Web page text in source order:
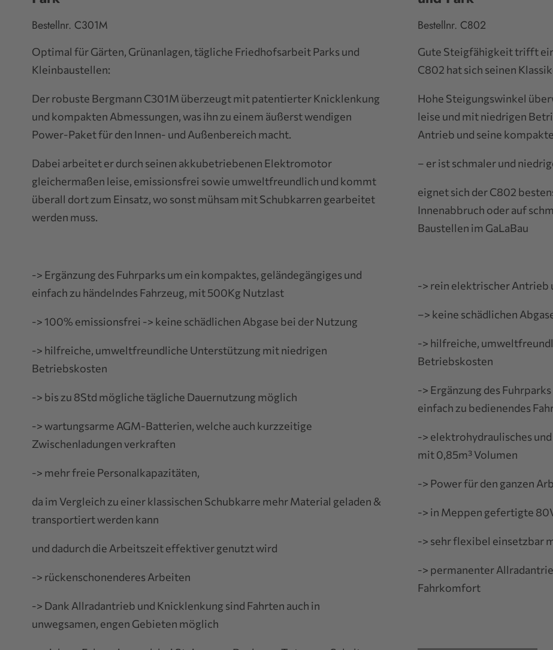
Bestellnr. C301M
Optimal für Gärten, Grünanlagen, tägliche Friedhofsarbeit Parks und
Kleinbaustellen:
Der robuste Bergmann C301M überzeugt mit patentierter Knicklenkung
und kompakten Abmessungen, was ihn zu einem äußerst wendigen
Power-Paket für den Innen- und Außenbereich macht.
Dabei arbeitet er durch seinen akkubetriebenen Elektromotor
gleichermaßen leise, emissionsfrei sowie umweltfreundlich und kommt
überall dort zum Einsatz, wo sonst mühsam mit Schubkarren gearbeitet
werden muss.
-> Ergänzung des Fuhrparks um ein kompaktes, geländegängiges und
einfach zu händelndes Fahrzeug, mit 500Kg Nutzlast
-> 100% emissionsfrei -> keine schädlichen Abgase bei der Nutzung
-> hilfreiche, umweltfreundliche Unterstützung mit niedrigen
Betriebskosten
-> bis zu 8Std mögliche tägliche Dauernutzung möglich
-> wartungsarme AGM-Batterien, welche auch kurzzeitige
Zwischenladungen verkraften
-> mehr freie Personalkapazitäten,
da im Vergleich zu einer klassischen Schubkarre mehr Material geladen &
transportiert werden kann
und dadurch die Arbeitszeit effektiver genutzt wird
-> rückenschonenderes Arbeiten
-> Dank Allradantrieb und Knicklenkung sind Fahrten auch in
unwegsamen, engen Gebieten möglich
Bestellnr. C802
Gute Steigfähigkeit trifft
C802 hat sich seinen
Hohe Steigungswinkel
leise und mit niedrigen
Antrieb und seine
– er ist schmaler und
eignet sich der C802
Innenabbruch oder auf
Baustellen im GaLaBau
-> rein elektrischer Antrieb
–> keine schädlichen
-> hilfreiche,
Betriebskosten
-> Ergänzung des
einfach zu bedienendes
-> elektrohydraulisches
mit 0,85m³ Volumen
-> Power für den ganzen
-> in Meppen gefertigte
-> sehr flexibel einsetzbar
-> permanenter
Fahrkomfort